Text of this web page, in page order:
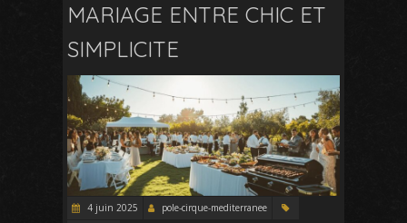
MARIAGE ENTRE CHIC ET
SIMPLICITE
4 juin 2025
pole-cirque-mediterranee